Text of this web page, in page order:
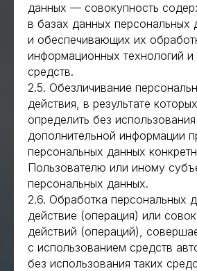
данных — совокупность
в базах данных персональных
и обеспечивающих их
информационных технологий и
средств.
2.5. Обезличивание
действия, в результате
определить без использования
дополнительной информации
персональных данных
Пользователю или иному
персональных данных.
2.6. Обработка персональных
действие (операция) или
действий (операций),
с использованием средств
без использования таких